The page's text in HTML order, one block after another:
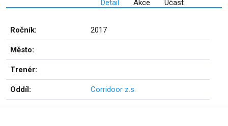
Detail Akce Účast
Ročník: 2017
Město:
Trenér:
Oddíl: Corridoor z.s.